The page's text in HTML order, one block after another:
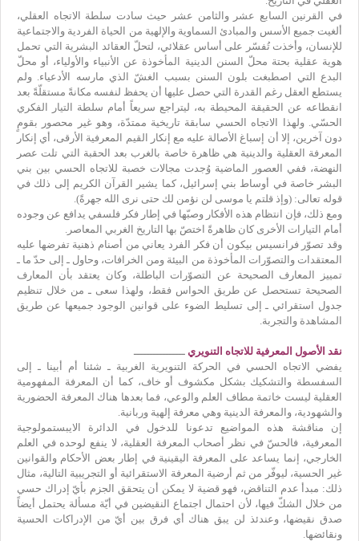
في القرنين السابع عشر والثامن عشر حيث سادت سلطة الاتجاه العقلي،
ألغيت جميع الأسس والمبادئ السماوية والإلهية من الحياة الفردية والاجتماعية
للإنسان، وأخذت تُفسّر على أساس عقلائي، لتحلّ العقائد البشرية التي تحمل
هوية عقلية بحتة محلّ السنن الدينية المأخوذة عن الأنبياء والأولياء، أو محلّ
البدع التي اصطبغت بلون السنن بسبب الغشّ الذي مارسه الأدعياء. ولم
يستطع العقل رغم القدرة التي حصل عليها أن يحفظ لنفسه مكانةً مستقلّةً بعد
انقطاعه عن الحقيقة المحيطة به، ليتراجع سريعاً أمام سلطة التيار الفكري
الحسّي. ولهذا الاتجاه الحسي سابقة تاريخية ممتدّة، وهو غير محصور بقومٍ
دون آخرين، إلا أن إسباغ الأصالة عليه مع إنكار القيم المعرفية الأرقى، أي إنكار
المعرفة العقلية والدينية هي ظاهرة خاصة بالغرب بعد الحقبة التي تلت عصر
النهضة، ففي العصور الماضية وُجدت مجالات خصبة للاتجاه الحسي بين بني
البشر خاصة في أوساط بني إسرائيل، كما يشير القرآن الكريم إلى ذلك في
قوله تعالى: (وإذ قلتم يا موسى لن نؤمن لك حتى نرى الله جهرةً).
ومع ذلك، فإن انتظام هذه الأفكار وصبّها في إطار فكر فلسفي يدافع عن وجوده
أمام التيارات الأخرى كان ظاهرةً اختصّ بها التاريخ الغربي المعاصر.
وقد تصوّر فرانسيس بيكون أن فكر الفرد يعاني من أصنام ذهنية تفرضها عليه
المعتقدات والتصوّرات المأخوذة من البيئة ومن الخرافات، وحاول ـ إلى حدّ ما ـ
تمييز المعارف الصحيحة عن التصوّرات الباطلة، وكان يعتقد بأن المعارف
الصحيحة تستحصل عن طريق الحواس فقط، ولهذا سعى ـ من خلال تنظيم
جدول استقرائي ـ إلى تسليط الضوء على قوانين الوجود جميعها عن طريق
المشاهدة والتجربة.
نقد الأصول المعرفية للاتجاه التنويري ــــــــــــــــ
يفضي الاتجاه الحسي في الحركة التنويرية الغربية ـ شئنا أم أبينا ـ إلى
السفسطة والتشكيك بشكل مكشوف أو خاف، كما أن المعرفة المفهومية
العقلية ليست خاتمة مطاف العلم والوعي، فما بعدها هناك المعرفة الحضورية
والشهودية، والمعرفة الدينية وهي معرفة إلهية وربانية.
إن مناقشة هذه المواضيع تدعونا للدخول في الدائرة الايبستمولوجية
المعرفية، فالحسّ في نظر أصحاب المعرفة العقلية، لا ينفع لوحده في العلم
الخارجي، إنما يساعد على المعرفة اليقينية في إطار بعض الأحكام والقوانين
غير الحسية، ليوفّر من ثم أرضية المعرفة الاستقرائية أو التجريبية التالية، مثال
ذلك: مبدأ عدم التناقض، فهو قضية لا يمكن أن يتحقق الجزم بأيّ إدراك حسي
من خلال الشكّ فيها، لأن احتمال اجتماع النقيضين في أيّة مسألة يحتمل أيضاً
صدق نقيضها، وعندئذ لن يبق هناك أي فرق بين أيّ من الإدراكات الحسية
ونقائضها.